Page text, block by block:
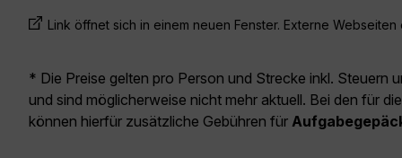
Link öffnet sich in einem neuen Fenster. Externe
* Die Preise gelten pro Person und Strecke inkl. Steuern
und sind möglicherweise nicht mehr aktuell. Bei den für
können hierfür zusätzliche Gebühren für